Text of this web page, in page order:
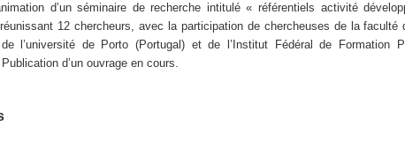
d’un séminaire de recherche intitulé « référentiels activité
réunissant 12 chercheurs, avec la participation de chercheuses de la faculté
l’université de Porto (Portugal) et de l’Institut Fédéral de Formation
d’un ouvrage en cours.